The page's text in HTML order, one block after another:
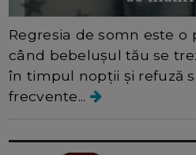
Regresia de somn este o
când bebelușul tău se
în timpul nopții și refuză
frecvente...